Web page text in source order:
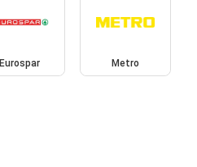
Eurospar Metro